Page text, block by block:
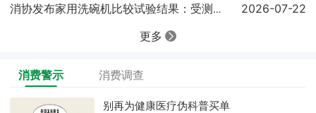
消协发布家用洗碗机比较试验结果：受测样品基础性能表
2026-07-22
更多
消费警示 消费调查
别再为健康医疗伪科普买单